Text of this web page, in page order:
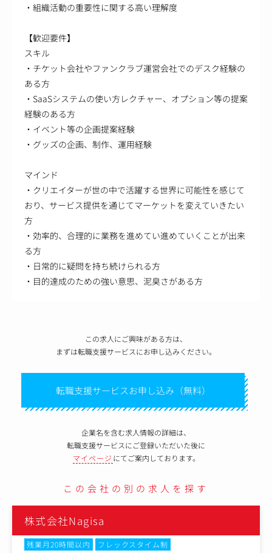
・組織活動の重要性に関する高い理解度
【歓迎要件】
スキル
・チケット会社やファンクラブ運営会社でのデスク経験の
ある方
・SaaSシステムの使い方レクチャー、オプション等の提案
経験のある方
・イベント等の企画提案経験
・グッズの企画、制作、運用経験
マインド
・クリエイターが世の中で活躍する世界に可能性を感じて
おり、サービス提供を通じてマーケットを変えていきたい
方
・効率的、合理的に業務を進めてい進めていくことが出来
る方
・日常的に疑問を持ち続けられる方
・目的達成のための強い意思、泥臭さがある方
この求人にご興味がある方は、
まずは転職支援サービスにお申し込みください。
転職支援サービスお申し込み（無料）
企業名を含む求人情報の詳細は、
転職支援サービスにご登録いただいた後に
マイページ にてご案内しております。
この会社の別の求人を探す
株式会社Nagisa
残業月20時間以内 フレックスタイム制